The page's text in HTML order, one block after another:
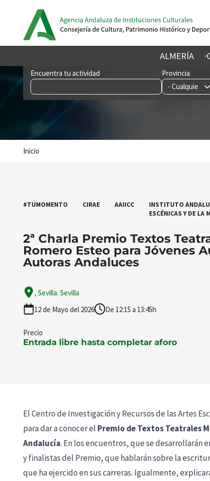
contenido
principal
ALMERÍA
Encuentra tu actividad Provincia
enlaces
Inicio
#TUMOMENTO CIRAE AAIICC
INSTITUTO
ESCÉNICAS Y DE LA
2ª Charla Premio Textos
Romero Esteo para Jóvenes
Autoras Andaluces
, Sevilla. Sevilla
12 de Mayo del 2026
De 12:15 a 13:45h
Precio
Entrada libre hasta completar aforo
El Centro de Investigación y Recursos de las Artes
para dar a conocer el Premio de Textos Teatrales
Andalucía. En los encuentros, que se desarrollarán
y finalistas del Premio, que hablarán sobre la
que ha ejercido en sus carreras. Igualmente,